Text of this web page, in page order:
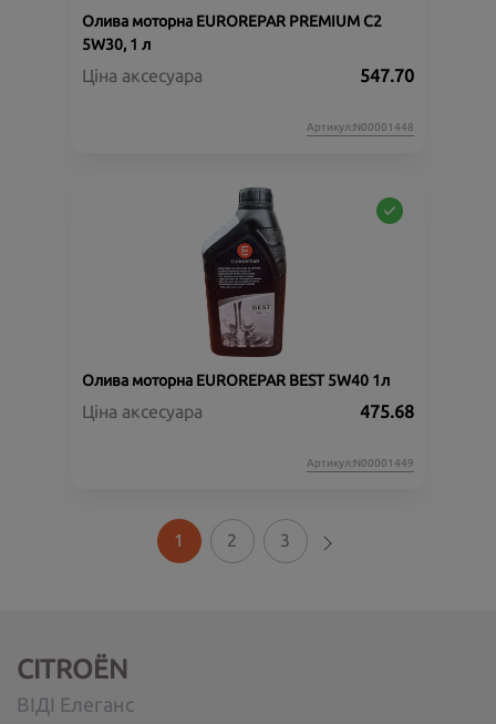
Олива моторна EUROREPAR PREMIUM C2
5W30, 1 л
Ціна аксесуара 547.70
Артикул:N00001448
Олива моторна EUROREPAR BEST 5W40 1л
Ціна аксесуара 475.68
Артикул:N00001449
1 2 3
CITROËN
ВІДІ Елеганс